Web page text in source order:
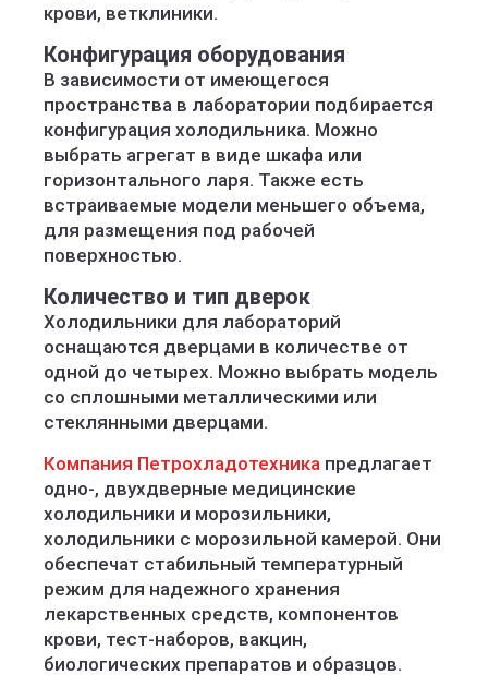
крови, ветклиники.
Конфигурация оборудования
В зависимости от имеющегося
пространства в лаборатории подбирается
конфигурация холодильника. Можно
выбрать агрегат в виде шкафа или
горизонтального ларя. Также есть
встраиваемые модели меньшего объема,
для размещения под рабочей
поверхностью.
Количество и тип дверок
Холодильники для лабораторий
оснащаются дверцами в количестве от
одной до четырех. Можно выбрать модель
со сплошными металлическими или
стеклянными дверцами.
Компания Петрохладотехника предлагает
одно-, двухдверные медицинские
холодильники и морозильники,
холодильники с морозильной камерой. Они
обеспечат стабильный температурный
режим для надежного хранения
лекарственных средств, компонентов
крови, тест-наборов, вакцин,
биологических препаратов и образцов.